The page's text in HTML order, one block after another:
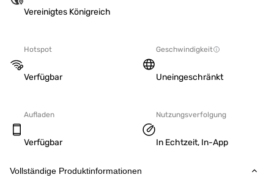
Vereinigtes Königreich
Hotspot
Verfügbar
Geschwindigkeit
Uneingeschränkt
Aufladen
Verfügbar
Nutzungsverfolgung
In Echtzeit, In-App
Vollständige Produktinformationen